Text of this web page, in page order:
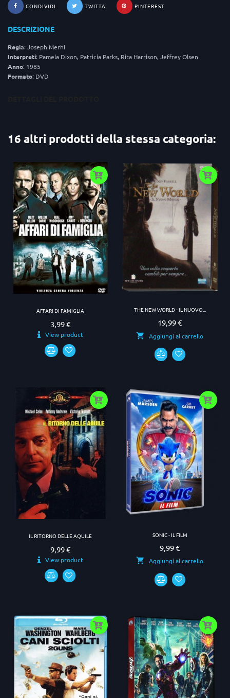
CONDIVIDI TWITTA PINTEREST
DESCRIZIONE
Regia: Joseph Merhi
Interpreti: Pamela Dixon, Patricia Parks, Rita Harrison, Jeffrey Olsen
Anno: 1985
Formato: DVD
16 altri prodotti della stessa categoria:
AFFARI DI FAMIGLIA
Prezzo
3,99 €
View product
THE NEW WORLD - IL NUOVO...
Prezzo
19,99 €
Aggiungi al carrello
IL RITORNO DELLE AQUILE
Prezzo
9,99 €
View product
SONIC - IL FILM
Prezzo
9,99 €
Aggiungi al carrello